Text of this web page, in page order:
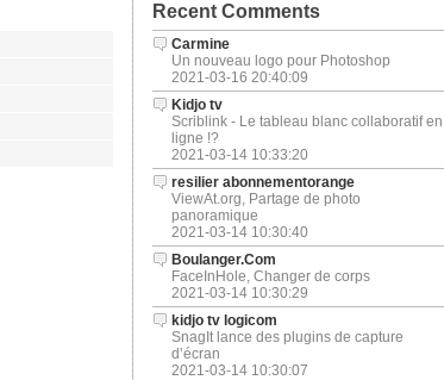
Recent Comments
Carmine
Un nouveau logo pour Photoshop
2021-03-16 20:40:09
Kidjo tv
Scriblink - Le tableau blanc collaboratif en
ligne !?
2021-03-14 10:33:20
resilier abonnementorange
ViewAt.org, Partage de photo
panoramique
2021-03-14 10:30:40
Boulanger.Com
FaceInHole, Changer de corps
2021-03-14 10:30:29
kidjo tv logicom
SnagIt lance des plugins de capture
d’écran
2021-03-14 10:30:07